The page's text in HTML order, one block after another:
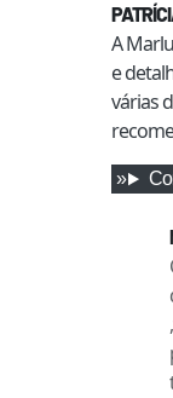
A
e
várias